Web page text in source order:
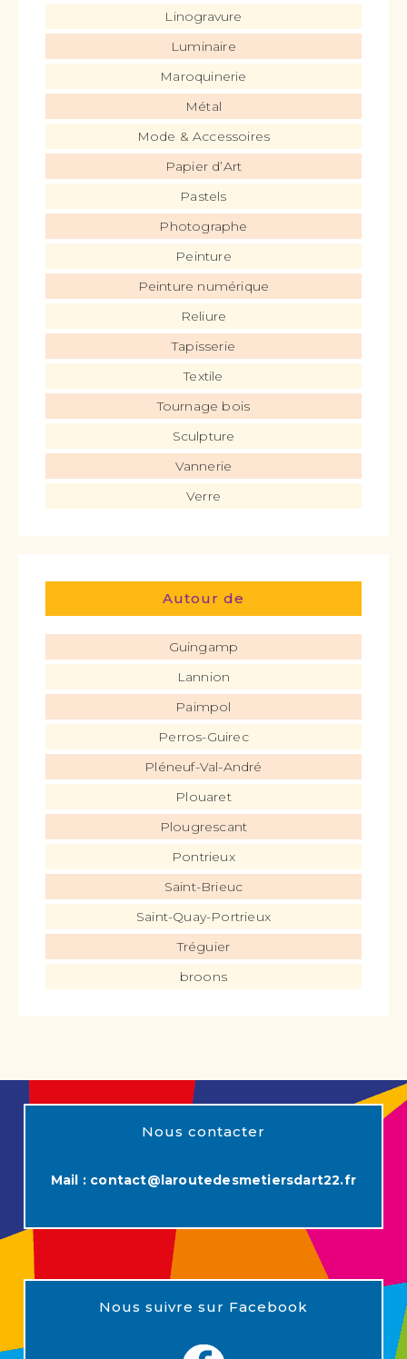
Linogravure
Luminaire
Maroquinerie
Métal
Mode & Accessoires
Papier d’Art
Pastels
Photographe
Peinture
Peinture numérique
Reliure
Tapisserie
Textile
Tournage bois
Sculpture
Vannerie
Verre
Autour de
Guingamp
Lannion
Paimpol
Perros-Guirec
Pléneuf-Val-André
Plouaret
Plougrescant
Pontrieux
Saint-Brieuc
Saint-Quay-Portrieux
Tréguier
broons
Nous contacter
Mail : contact@laroutedesmetiersdart22.fr
Nous suivre sur Facebook